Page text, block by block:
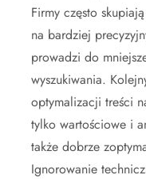
Firmy często
na bardziej
prowadzi do
wyszukiwania.
optymalizacji treści
tylko wartościowe i
także dobrze
Ignorowanie